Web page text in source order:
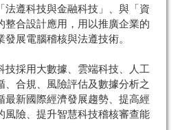
法遵科技與金融科技」、與「資
整合設計應用，用以推廣企業的
展電腦稽核與法遵技術。
技採用大數據、雲端科技、人工
、合規、風險評估及數據分析之
最新國際經濟發展趨勢、提高經
風險、提升智慧科技稽核審查能